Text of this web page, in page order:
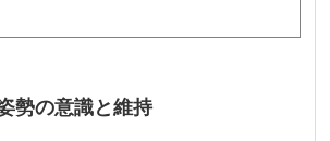
勢の意識と維持